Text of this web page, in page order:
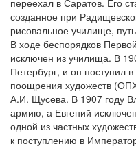
переехал в Саратов. Его
созданное при
рисовальное училище,
В ходе беспорядков
исключен из училища. В
Петербург, и он поступил
поощрения художеств
А.И. Щусева. В 1907 году
армию, а Евгений
одной из частных
к поступлению в